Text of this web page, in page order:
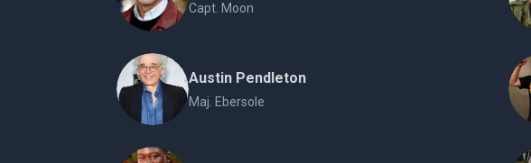
Capt. Moon
Austin Pendleton
Maj. Ebersole